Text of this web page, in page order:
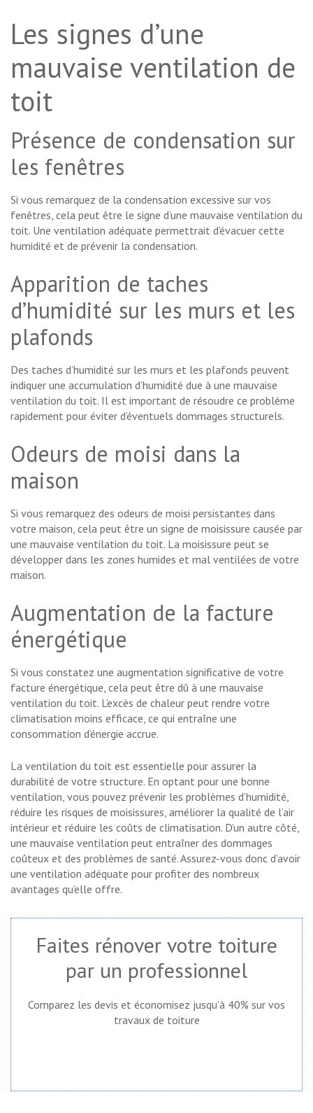
Les signes d’une
mauvaise ventilation de
toit
Présence de condensation sur
les fenêtres
Si vous remarquez de la condensation excessive sur vos
fenêtres, cela peut être le signe d’une mauvaise ventilation du
toit. Une ventilation adéquate permettrait d’évacuer cette
humidité et de prévenir la condensation.
Apparition de taches
d’humidité sur les murs et les
plafonds
Des taches d’humidité sur les murs et les plafonds peuvent
indiquer une accumulation d’humidité due à une mauvaise
ventilation du toit. Il est important de résoudre ce problème
rapidement pour éviter d’éventuels dommages structurels.
Odeurs de moisi dans la
maison
Si vous remarquez des odeurs de moisi persistantes dans
votre maison, cela peut être un signe de moisissure causée par
une mauvaise ventilation du toit. La moisissure peut se
développer dans les zones humides et mal ventilées de votre
maison.
Augmentation de la facture
énergétique
Si vous constatez une augmentation significative de votre
facture énergétique, cela peut être dû à une mauvaise
ventilation du toit. L’excès de chaleur peut rendre votre
climatisation moins efficace, ce qui entraîne une
consommation d’énergie accrue.
La ventilation du toit est essentielle pour assurer la
durabilité de votre structure. En optant pour une bonne
ventilation, vous pouvez prévenir les problèmes d’humidité,
réduire les risques de moisissures, améliorer la qualité de l’air
intérieur et réduire les coûts de climatisation. D’un autre côté,
une mauvaise ventilation peut entraîner des dommages
coûteux et des problèmes de santé. Assurez-vous donc d’avoir
une ventilation adéquate pour profiter des nombreux
avantages qu’elle offre.
Faites rénover votre toiture
par un professionnel
Comparez les devis et économisez jusqu’à 40% sur vos
travaux de toiture